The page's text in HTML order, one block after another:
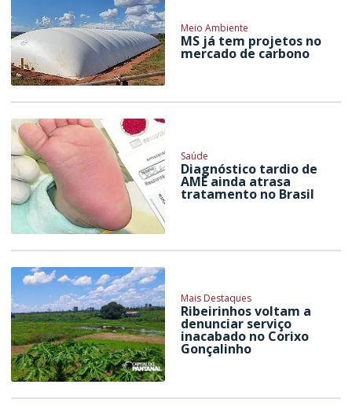
Meio Ambiente
MS já tem projetos no
mercado de carbono
Saúde
Diagnóstico tardio de
AME ainda atrasa
tratamento no Brasil
Mais Destaques
Ribeirinhos voltam a
denunciar serviço
inacabado no Corixo
Gonçalinho